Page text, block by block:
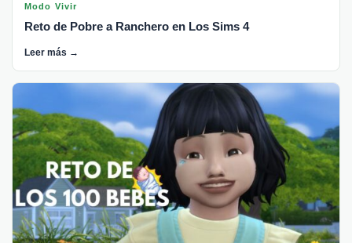
Modo Vivir
Reto de Pobre a Ranchero en Los Sims 4
Leer más →